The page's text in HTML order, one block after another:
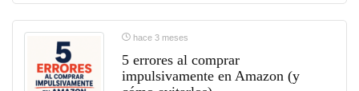
hace 3 meses
5 errores al comprar
impulsivamente en Amazon (y